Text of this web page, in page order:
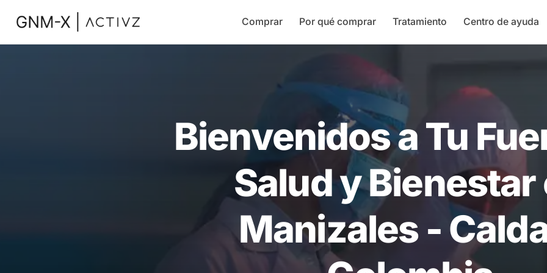
Comprar Por qué comprar Tratamiento Centro de ayuda
Bienvenidos a Tu
Salud y Bienestar
Manizales -